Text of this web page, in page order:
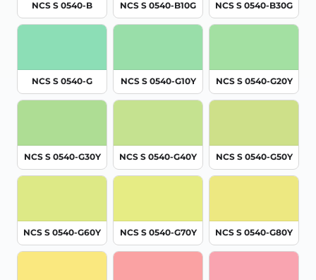
NCS S 0540-B NCS S 0540-B10G NCS S 0540-B30G
NCS S 0540-G NCS S 0540-G10Y NCS S 0540-G20Y
NCS S 0540-G30Y NCS S 0540-G40Y NCS S 0540-G50Y
NCS S 0540-G60Y NCS S 0540-G70Y NCS S 0540-G80Y